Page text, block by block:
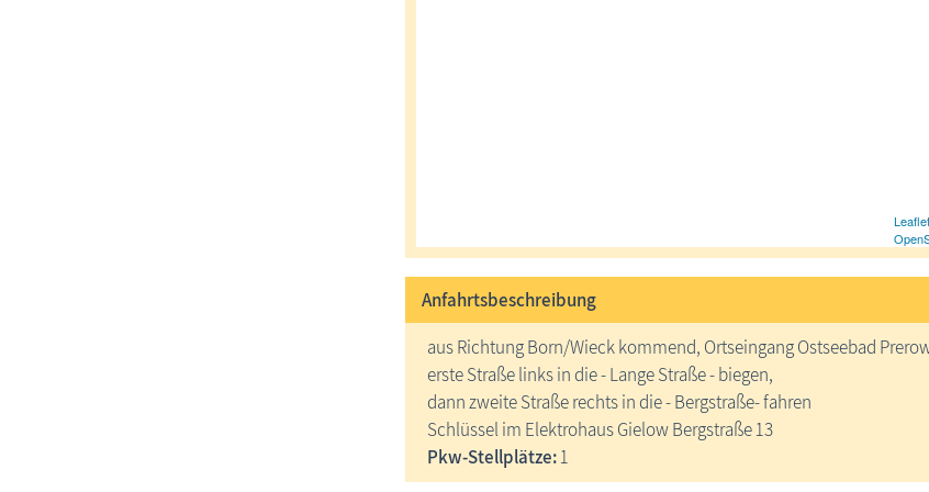
Leaflet
Anfahrtsbeschreibung
aus Richtung Born/Wieck kommend, Ortseingang Ostseebad
erste Straße links in die - Lange Straße - biegen,
dann zweite Straße rechts in die - Bergstraße- fahren
Schlüssel im Elektrohaus Gielow Bergstraße 13
Pkw-Stellplätze:1